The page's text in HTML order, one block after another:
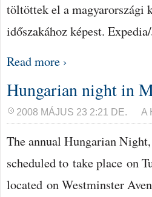
töltöttek el a magyarországi
időszakához képest.
Read more ›
Hungarian night in
2008 MÁJUS 23 2:21 DE. A
The annual Hungarian
scheduled to take place on
located on Westminster